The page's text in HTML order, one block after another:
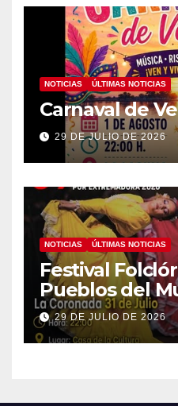
NOTICIAS ÚLTIMAS NOTICIAS
Carnaval de
29 DE JULIO DE 2026
NOTICIAS ÚLTIMAS NOTICIAS
Festival
Pueblos del
29 DE JULIO DE 2026